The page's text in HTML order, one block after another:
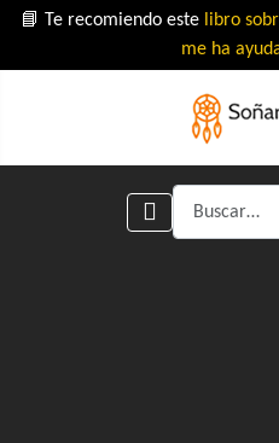
📘 Te recomiendo este libro
me ha
Buscar